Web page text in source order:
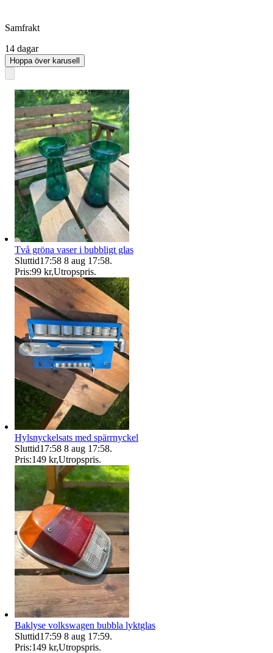
Samfrakt
14 dagar
Hoppa över karusell
Två gröna vaser i bubbligt glas
Sluttid17:58 8 aug 17:58.
Pris:99 kr,Utropspris.
Hylsnyckelsats med spärrnyckel
Sluttid17:58 8 aug 17:58.
Pris:149 kr,Utropspris.
Baklyse volkswagen bubbla lyktglas
Sluttid17:59 8 aug 17:59.
Pris:149 kr,Utropspris.